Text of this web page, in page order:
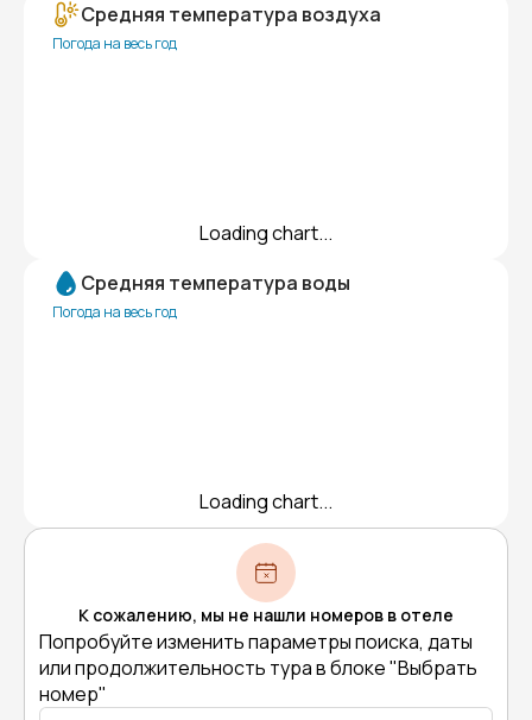
Средняя температура воздуха
Погода на весь год
Loading chart...
Средняя температура воды
Погода на весь год
Loading chart...
К сожалению, мы не нашли номеров в отеле
Попробуйте изменить параметры поиска, даты
или продолжительность тура в блоке "Выбрать
номер"